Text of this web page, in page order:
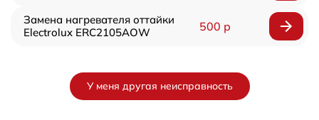
Замена нагревателя оттайки
Electrolux ERC2105AOW
500 р
У меня другая неисправность